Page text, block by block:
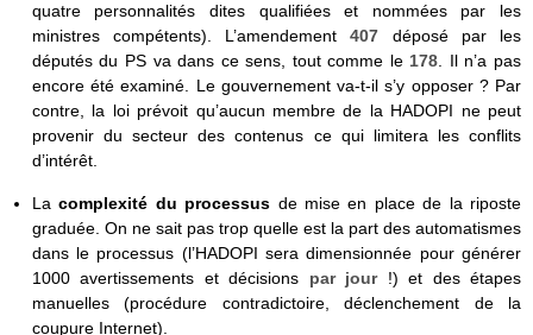
quatre personnalités dites qualifiées et nommées par les
ministres compétents). L’amendement407 déposé par les
députés du PS va dans ce sens, tout comme le 178. Il n’a pas
encore été examiné. Le gouvernement va-t-il s’y opposer ? Par
contre, la loi prévoit qu’aucun membre de la HADOPI ne peut
provenir du secteur des contenus ce qui limitera les conflits
d’intérêt.
Lacomplexité du processus de mise en place de la riposte
graduée. On ne sait pas trop quelle est la part des automatismes
dans le processus (l’HADOPI sera dimensionnée pour générer
1000 avertissements et décisions par jour
!) et des étapes
manuelles (procédure contradictoire, déclenchement de la
coupure Internet).